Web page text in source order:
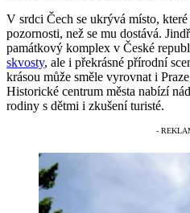
V srdci Čech se ukrývá místo,
pozornosti, než se mu dostává.
památkový komplex v České
skvosty, ale i překrásné přírodní
krásou může směle vyrovnat i
Historické centrum města nabízí
rodiny s dětmi i zkušení turisté.